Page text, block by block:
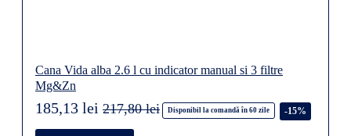
Cana Vida alba 2.6 l cu indicator manual si 3 filtre
Mg&Zn
Disponibil la comandă în 60 zile -15%
185,13 lei 217,80 lei